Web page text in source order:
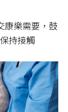
康樂需要，鼓
持接觸